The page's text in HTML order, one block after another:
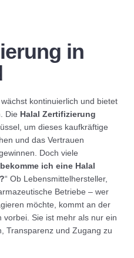
Medizinprodukte
– CE-Zeichen MDD
2016/426/EG – CE-Zeichen
33/EU – CE-Zeichen
(EU) 2016/425 – CE-
in
kontinuierlich und bietet
Die Halal Zertifizierung
um dieses kaufkräftige
und das Vertrauen
Doch viele
ich eine Halal
“ Ob Lebensmittelhersteller,
Betriebe – wer
möchte, kommt an der
vorbei. Sie ist mehr als nur ein
Transparenz und Zugang zu